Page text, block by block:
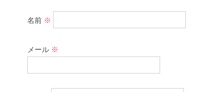
名前 ※
メール ※